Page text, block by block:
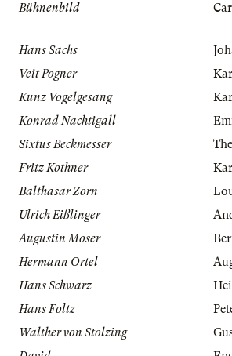
Bühnenbild
Hans Sachs
Veit Pogner
Kunz Vogelgesang
Konrad Nachtigall
Sixtus Beckmesser
Fritz Kothner
Balthasar Zorn
Ulrich Eißlinger
Augustin Moser
Hermann Ortel
Hans Schwarz
Hans Foltz
Walther von Stolzing